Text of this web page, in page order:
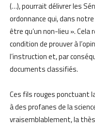
(…), pourrait délivrer les
ordonnance qui, dans
être qu’un non-lieu ».
condition de prouver à
l’instruction et, par
documents classifiés.
Ces fils rouges ponctuant
à des profanes de la
vraisemblablement, la